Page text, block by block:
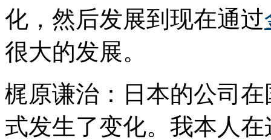
化，然后发展到现在通过
很大的发展。
梶原谦治：日本的公司
式发生了变化。我本人